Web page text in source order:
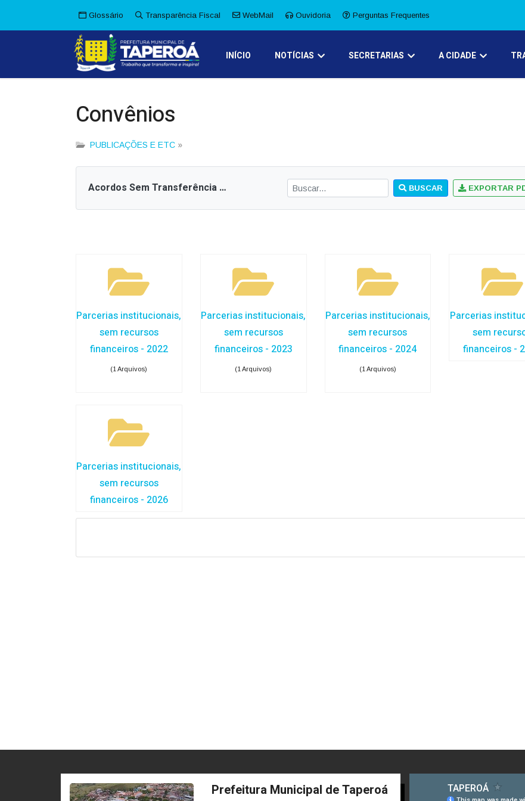
Glossário Transparência Fiscal WebMail Ouvidoria Perguntas Frequentes
INÍCIO NOTÍCIAS SECRETARIAS A CIDADE
Convênios
PUBLICAÇÕES E ETC »
Acordos Sem Transferência Financeira BUSCAR EXPORTAR
Parcerias institucionais,
sem recursos
financeiros - 2022
(1 Arquivos)
Parcerias institucionais,
sem recursos
financeiros - 2023
(1 Arquivos)
Parcerias institucionais,
sem recursos
financeiros - 2024
(1 Arquivos)
Parcerias
sem
financeiros -
Parcerias institucionais,
sem recursos
financeiros - 2026
Prefeitura Municipal de Taperoá